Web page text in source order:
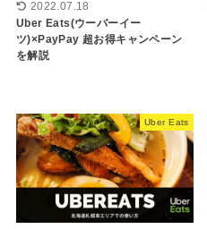
2022.07.18
Uber Eats(ウーバーイー
ツ)×PayPay 超お得キャンペーン
を解説
Uber Eats